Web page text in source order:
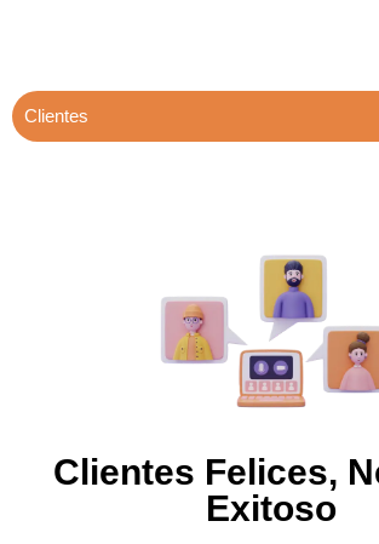
Clientes
Clientes Felices,
Exitoso